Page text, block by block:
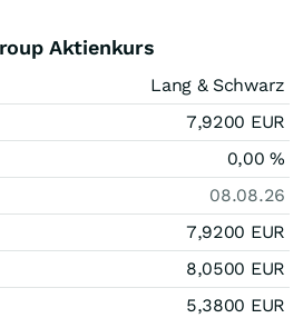
Aktienkurs
Lang & Schwarz
7,9200 EUR
0,00%
08.08.26
7,9200 EUR
8,0500 EUR
5,3800 EUR